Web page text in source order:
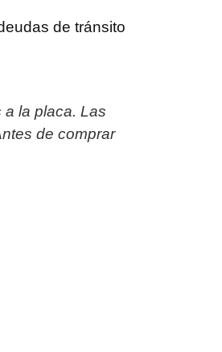
de tránsito
la placa. Las
de comprar